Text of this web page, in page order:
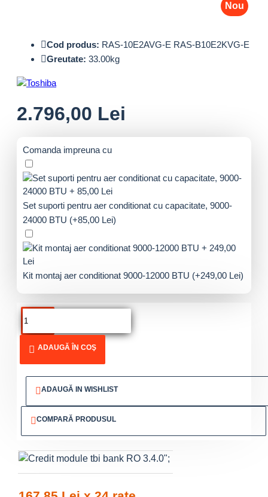
Nou
Cod produs: RAS-10E2AVG-E RAS-B10E2KVG-E
Greutate: 33.00kg
2.796,00 Lei
Comanda impreuna cu
Set suporti pentru aer conditionat cu capacitate, 9000-
24000 BTU (+85,00 Lei)
Kit montaj aer conditionat 9000-12000 BTU (+249,00 Lei)
ADAUGĂ ÎN COŞ
ADAUGĂ IN WISHLIST
COMPARĂ PRODUSUL
";